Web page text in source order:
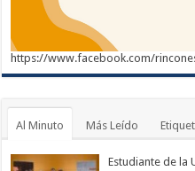
https://www.facebook.com/
Al Minuto Más Leído
Estudiante de la